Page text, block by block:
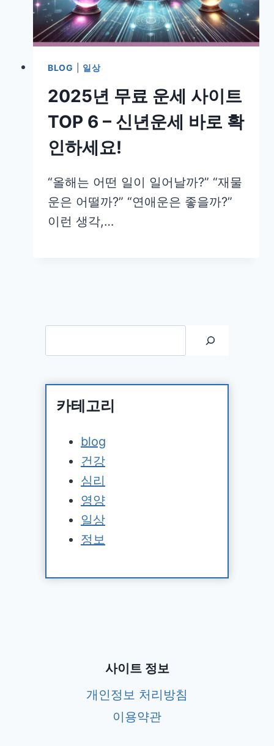
BLOG 일상
2025년 무료 운세 사이트
TOP 6 – 신년운세 바로 확
인하세요!
“올해는 어떤 일이 일어날까?” “재물
운은 어떨까?” “연애운은 좋을까?”
이런 생각,…
카테고리
blog
건강
심리
영양
일상
정보
사이트 정보
개인정보 처리방침
이용약관